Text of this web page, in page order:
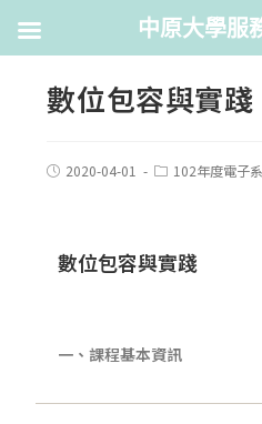
數位包容與實踐
2020-04-01 102年度電子系
數位包容與實踐
一、課程基本資訊
中原大學服